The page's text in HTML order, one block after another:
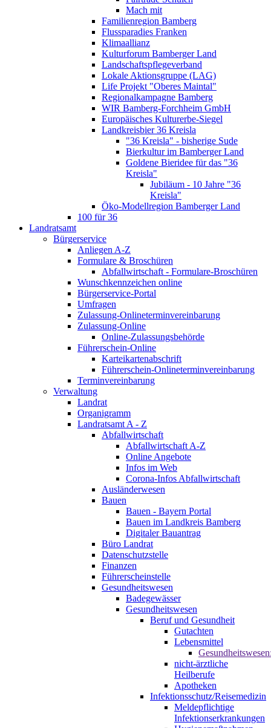
Mach mit
Familienregion Bamberg
Flussparadies Franken
Klimaallianz
Kulturforum Bamberger Land
Landschaftspflegeverband
Lokale Aktionsgruppe (LAG)
Life Projekt "Oberes Maintal"
Regionalkampagne Bamberg
WIR Bamberg-Forchheim GmbH
Europäisches Kulturerbe-Siegel
Landkreisbier 36 Kreisla
"36 Kreisla" - bisherige Sude
Bierkultur im Bamberger Land
Goldene Bieridee für das "36
Kreisla"
Jubiläum - 10 Jahre "36
Kreisla"
Öko-Modellregion Bamberger Land
100 für 36
Landratsamt
Bürgerservice
Anliegen A-Z
Formulare & Broschüren
Abfallwirtschaft - Formulare-Broschüren
Wunschkennzeichen online
Bürgerservice-Portal
Umfragen
Zulassung-Onlineterminvereinbarung
Zulassung-Online
Online-Zulassungsbehörde
Führerschein-Online
Karteikartenabschrift
Führerschein-Onlineterminvereinbarung
Terminvereinbarung
Verwaltung
Landrat
Organigramm
Landratsamt A - Z
Abfallwirtschaft
Abfallwirtschaft A-Z
Online Angebote
Infos im Web
Corona-Infos Abfallwirtschaft
Ausländerwesen
Bauen
Bauen - Bayern Portal
Bauen im Landkreis Bamberg
Digitaler Bauantrag
Büro Landrat
Datenschutzstelle
Finanzen
Führerscheinstelle
Gesundheitswesen
Badegewässer
Gesundheitswesen
Beruf und Gesundheit
Gutachten
Lebensmittel
nicht-ärztliche
Heilberufe
Apotheken
Infektionsschutz/Reisemedizin
Meldepflichtige
Infektionserkrankungen